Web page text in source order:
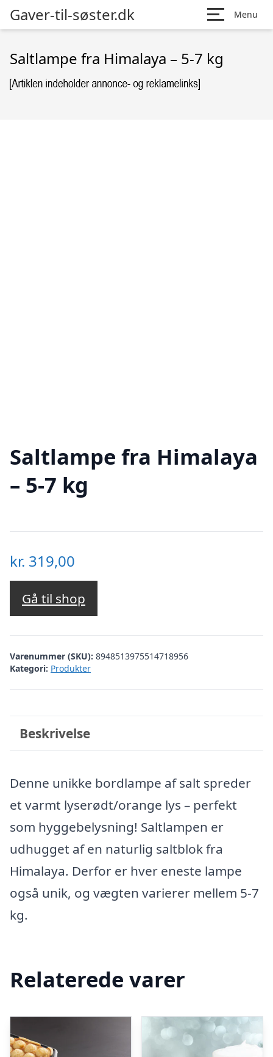
Gaver-til-søster.dk Menu
Saltlampe fra Himalaya – 5-7 kg
Saltlampe fra Himalaya
– 5-7 kg
kr. 319,00
Gå til shop
Varenummer (SKU): 8948513975514718956
Kategori: Produkter
Beskrivelse
Denne unikke bordlampe af salt spreder
et varmt lyserødt/orange lys – perfekt
som hyggebelysning! Saltlampen er
udhugget af en naturlig saltblok fra
Himalaya. Derfor er hver eneste lampe
også unik, og vægten varierer mellem 5-7
kg.
Relaterede varer